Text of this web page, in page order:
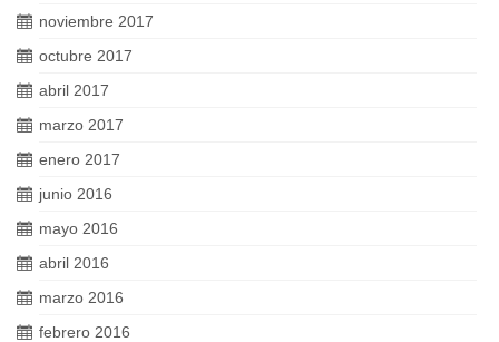
noviembre 2017
octubre 2017
abril 2017
marzo 2017
enero 2017
junio 2016
mayo 2016
abril 2016
marzo 2016
febrero 2016